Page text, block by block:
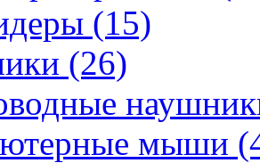
(15)
(26)
мыши